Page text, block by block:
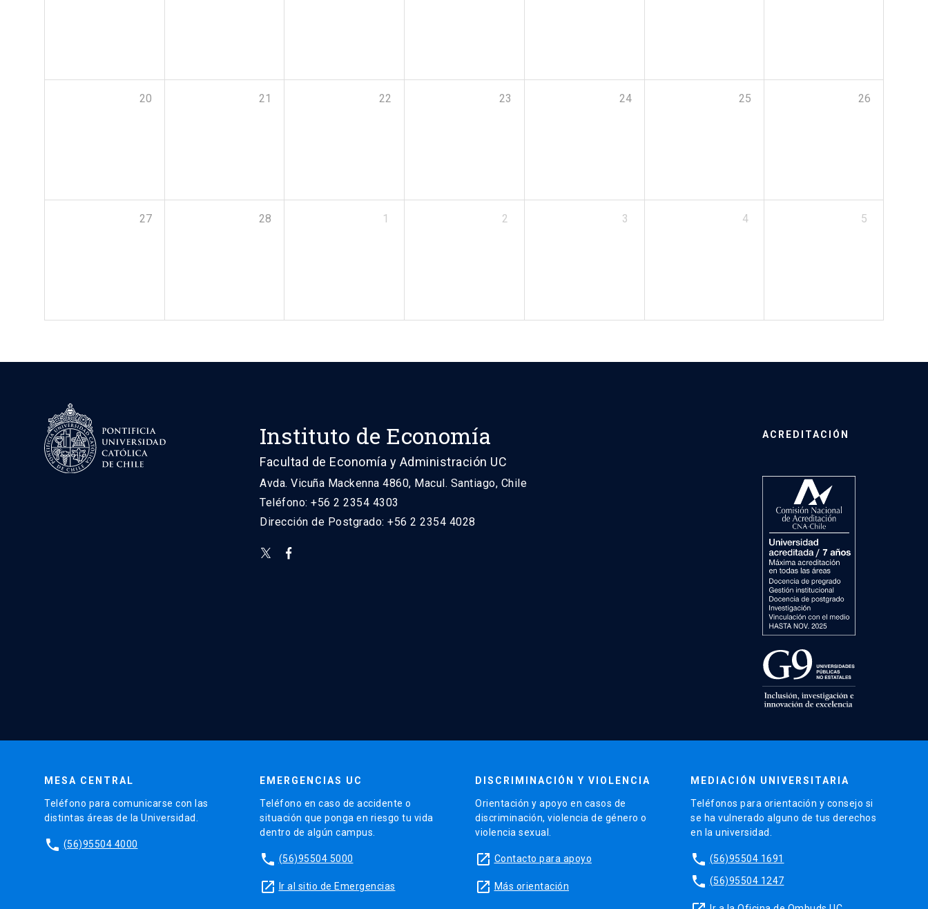
20 21 22 23 24 25 26
27 28 1 2 3 4 5
Instituto de Economía
Facultad de Economía y Administración UC
Avda. Vicuña Mackenna 4860, Macul. Santiago, Chile
Teléfono: +56 2 2354 4303
Dirección de Postgrado: +56 2 2354 4028
ACREDITACIÓN
MESA CENTRAL
Teléfono para comunicarse con las
distintas áreas de la Universidad.
phone (56)95504 4000
EMERGENCIAS UC
Teléfono en caso de accidente o
situación que ponga en riesgo tu vida
dentro de algún campus.
phone (56)95504 5000
launch Ir al sitio de Emergencias
DISCRIMINACIÓN Y VIOLENCIA
Orientación y apoyo en casos de
discriminación, violencia de género o
violencia sexual.
launch Contacto para apoyo
launch Más orientación
MEDIACIÓN UNIVERSITARIA
Teléfonos para orientación y consejo si
se ha vulnerado alguno de tus derechos
en la universidad.
phone (56)95504 1691
phone (56)95504 1247